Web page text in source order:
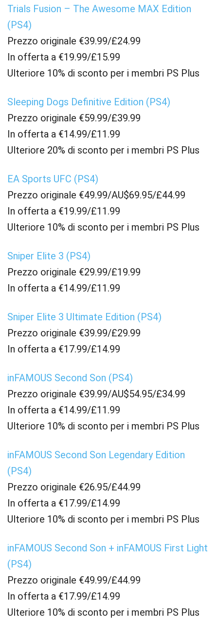
Trials Fusion – The Awesome MAX Edition
(PS4)
Prezzo originale €39.99/£24.99
In offerta a €19.99/£15.99
Ulteriore 10% di sconto per i membri PS Plus
Sleeping Dogs Definitive Edition (PS4)
Prezzo originale €59.99/£39.99
In offerta a €14.99/£11.99
Ulteriore 20% di sconto per i membri PS Plus
EA Sports UFC (PS4)
Prezzo originale €49.99/AU$69.95/£44.99
In offerta a €19.99/£11.99
Ulteriore 10% di sconto per i membri PS Plus
Sniper Elite 3 (PS4)
Prezzo originale €29.99/£19.99
In offerta a €14.99/£11.99
Sniper Elite 3 Ultimate Edition (PS4)
Prezzo originale €39.99/£29.99
In offerta a €17.99/£14.99
inFAMOUS Second Son (PS4)
Prezzo originale €39.99/AU$54.95/£34.99
In offerta a €14.99/£11.99
Ulteriore 10% di sconto per i membri PS Plus
inFAMOUS Second Son Legendary Edition
(PS4)
Prezzo originale €26.95/£44.99
In offerta a €17.99/£14.99
Ulteriore 10% di sconto per i membri PS Plus
inFAMOUS Second Son + inFAMOUS First Light
(PS4)
Prezzo originale €49.99/£44.99
In offerta a €17.99/£14.99
Ulteriore 10% di sconto per i membri PS Plus